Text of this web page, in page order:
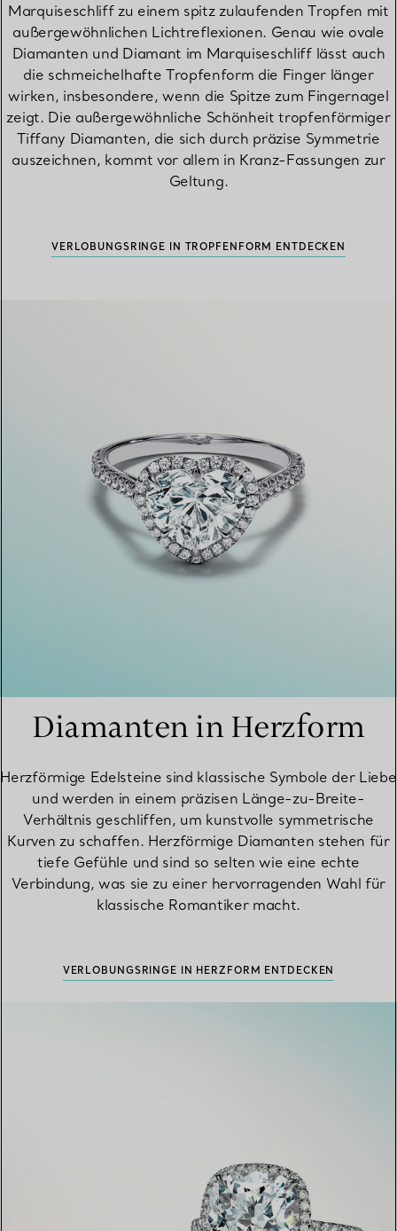
Marquiseschliff zu einem spitz zulaufenden Tropfen mit
außergewöhnlichen Lichtreflexionen. Genau wie ovale
Diamanten und Diamant im Marquiseschliff lässt auch
die schmeichelhafte Tropfenform die Finger länger
wirken, insbesondere, wenn die Spitze zum Fingernagel
zeigt. Die außergewöhnliche Schönheit tropfenförmiger
Tiffany Diamanten, die sich durch präzise Symmetrie
auszeichnen, kommt vor allem in Kranz-Fassungen zur
Geltung.
VERLOBUNGSRINGE IN TROPFENFORM ENTDECKEN
Diamanten in Herzform
Herzförmige Edelsteine sind klassische Symbole der Liebe
und werden in einem präzisen Länge-zu-Breite-
Verhältnis geschliffen, um kunstvolle symmetrische
Kurven zu schaffen. Herzförmige Diamanten stehen für
tiefe Gefühle und sind so selten wie eine echte
Verbindung, was sie zu einer hervorragenden Wahl für
klassische Romantiker macht.
VERLOBUNGSRINGE IN HERZFORM ENTDECKEN